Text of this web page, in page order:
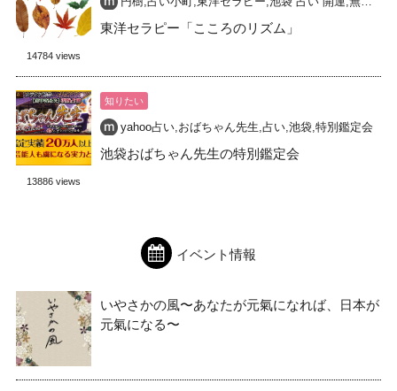
14784 views
東洋セラピー「こころのリズム」
13886 views
知りたい
yahoo占い,おばちゃん先生,占い,池袋,特別鑑定会
池袋おばちゃん先生の特別鑑定会
イベント情報
いやさかの風〜あなたが元氣になれば、日本が
元氣になる〜